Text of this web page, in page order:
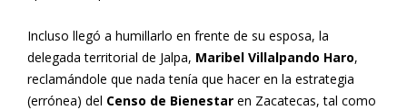
Incluso llegó a humillarlo en frente de su esposa, la
delegada territorial de Jalpa, Maribel Villalpando Haro,
reclamándole que nada tenía que hacer en la estrategia
(errónea) del Censo de Bienestar en Zacatecas, tal como